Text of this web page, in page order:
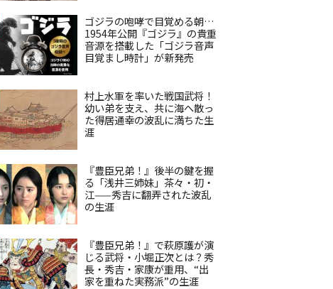
ゴジラの咆哮で目覚める朝…
1954年公開『ゴジラ』の貴重
音源を搭載した「ゴジラ音声
目覚まし時計」が新発売
村上水軍を率いた戦国武将！
幼い弟を支え、共に海へ散っ
た得居通幸の波乱に満ちた生
涯
『豊臣兄弟！』後半の鍵を握
る「浅井三姉妹」茶々・初・
江——秀吉に翻弄された波乱
の生涯
『豊臣兄弟！』で萩原護が演
じる武将・小堀正次とは？秀
長・秀吉・家康が重用、“出
家を重ねた実務派”の生涯